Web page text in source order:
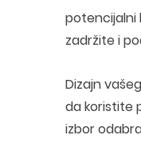
potencijalni
zadržite i
Dizajn
da koristite
izbor